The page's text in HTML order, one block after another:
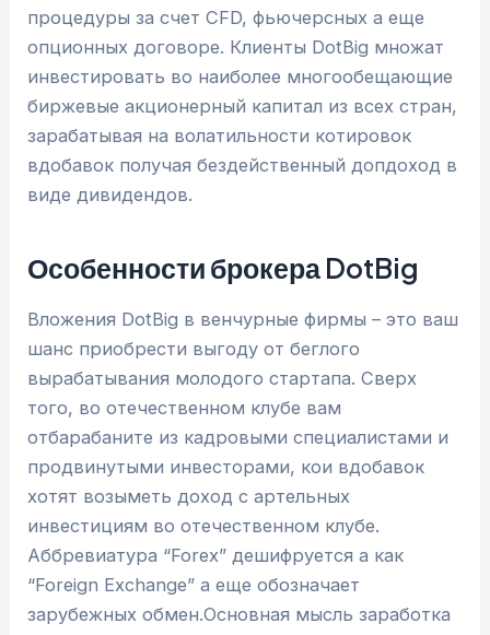
процедуры за счет CFD, фьючерсных а еще
опционных договоре. Клиенты DotBig множат
инвестировать во наиболее многообещающие
биржевые акционерный капитал из всех стран,
зарабатывая на волатильности котировок
вдобавок получая бездейственный допдоход в
виде дивидендов.
Особенности брокера DotBig
Вложения DotBig в венчурные фирмы – это ваш
шанс приобрести выгоду от беглого
вырабатывания молодого стартапа. Сверх
того, во отечественном клубе вам
отбарабаните из кадровыми специалистами и
продвинутыми инвесторами, кои вдобавок
хотят возыметь доход с артельных
инвестициям во отечественном клубе.
Аббревиатура “Forex” дешифруется а как
“Foreign Exchange” а еще обозначает
зарубежных обмен.Основная мысль заработка